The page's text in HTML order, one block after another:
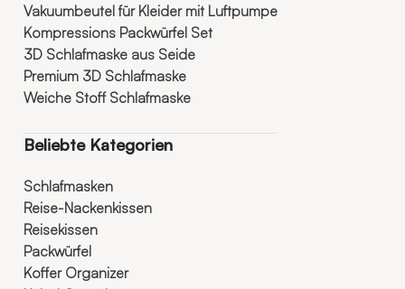
Vakuumbeutel für Kleider mit Luftpumpe
Kompressions Packwürfel Set
3D Schlafmaske aus Seide
Premium 3D Schlafmaske
Weiche Stoff Schlafmaske
Beliebte Kategorien
Schlafmasken
Reise-Nackenkissen
Reisekissen
Packwürfel
Koffer Organizer